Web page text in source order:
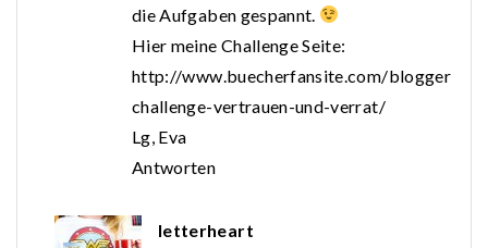
die Aufgaben gespannt.
Hier meine Challenge Seite:
http://www.buecherfansite.com/blogger
challenge-vertrauen-und-verrat/
Lg, Eva
Antworten
letterheart